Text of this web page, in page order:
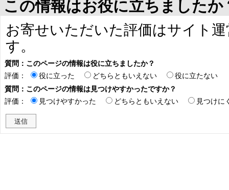
この情報はお役に立ちましたか
お寄せいただいた評価はサイト
す。
質問：このページの情報は役に立ちましたか？
評価：
役に立った どちらともいえない
役に立たない
質問：このページの情報は見つけやすかったですか？
評価：
見つけやすかった どちらともいえない 見つけに